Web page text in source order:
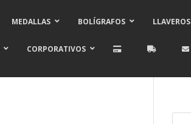
MEDALLAS BOLÍGRAFOS LLAVEROS
CORPORATIVOS